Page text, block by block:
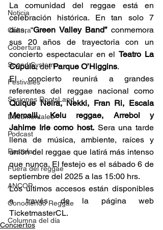
Noticia
Cultura
Cobertura
Sound System
Festivales
Sesiones RootsLand
Documentales
Podcast
Rastafari
Fuera del reggae
ANCOP
Conociendo Reggae
Columna del día
La comunidad del reggae está en
celebración histórica. En tan solo 7
días, “Green Valley Band” conmemora
sus 20 años de trayectoria con un
concierto espectacular en el Teatro La
Cúpula, del Parque O’Higgins.
El concierto reunirá a grandes
Quique Neira, Nekki, Fran Ri, Escala
Mercalli, Kelu reggae, Arrebol y
Jahime Irie como host. Sera una tarde
llena de música, ambiente, raíces y
unión del reggae que latirá más intenso
que nunca. El festejo es el sábado 6 de
septiembre del 2025 a las 15:00 hrs.
Los últimos accesos están disponibles
a través de la página web
TicketmasterCL.
Conciertos